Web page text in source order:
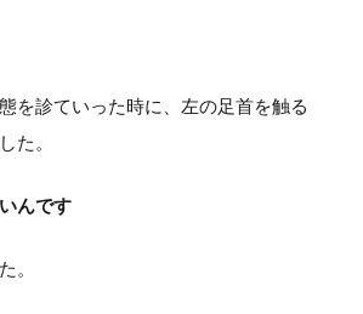
を診ていった時に、左の足首を触る
た。
んです
。